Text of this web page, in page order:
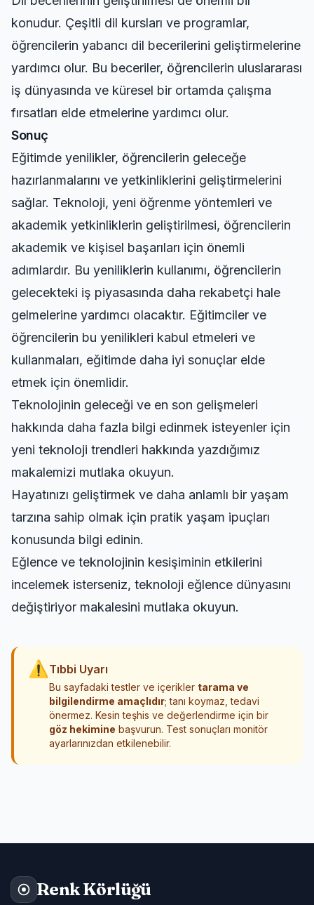
konudur. Çeşitli dil kursları ve programlar,
öğrencilerin yabancı dil becerilerini geliştirmelerine
yardımcı olur. Bu beceriler, öğrencilerin uluslararası
iş dünyasında ve küresel bir ortamda çalışma
fırsatları elde etmelerine yardımcı olur.
Sonuç
Eğitimde yenilikler, öğrencilerin geleceğe
hazırlanmalarını ve yetkinliklerini geliştirmelerini
sağlar. Teknoloji, yeni öğrenme yöntemleri ve
akademik yetkinliklerin geliştirilmesi, öğrencilerin
akademik ve kişisel başarıları için önemli
adımlardır. Bu yeniliklerin kullanımı, öğrencilerin
gelecekteki iş piyasasında daha rekabetçi hale
gelmelerine yardımcı olacaktır. Eğitimciler ve
öğrencilerin bu yenilikleri kabul etmeleri ve
kullanmaları, eğitimde daha iyi sonuçlar elde
etmek için önemlidir.
Teknolojinin geleceği ve en son gelişmeleri
hakkında daha fazla bilgi edinmek isteyenler için
yeni teknoloji trendleri hakkında yazdığımız
makalemizi mutlaka okuyun.
Hayatınızı geliştirmek ve daha anlamlı bir yaşam
tarzına sahip olmak için pratik yaşam ipuçları
konusunda bilgi edinin.
Eğlence ve teknolojinin kesişiminin etkilerini
incelemek isterseniz, teknoloji eğlence dünyasını
değiştiriyor makalesini mutlaka okuyun.
⚠ Tıbbi Uyarı
Bu sayfadaki testler ve içerikler tarama ve
bilgilendirme amaçlıdır; tanı koymaz, tedavi
önermez. Kesin teşhis ve değerlendirme için bir
göz hekimine başvurun. Test sonuçları monitör
ayarlarınızdan etkilenebilir.
Renk Körlüğü